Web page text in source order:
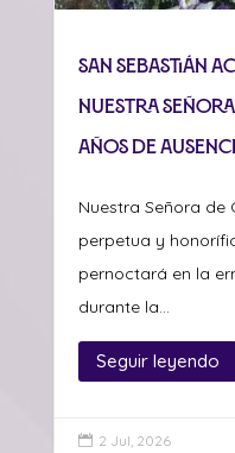
San Sebastián
Nuestra
años de
Nuestra Señora
perpetua y
pernoctará en la
durante la...
Seguir leyendo
 2 Jul, 2026